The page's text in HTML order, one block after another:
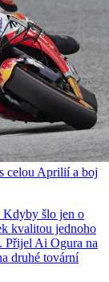
celou Aprilií a boj
Kdyby šlo jen o
kvalitou jednoho
Přijel Ai Ogura na
druhé tovární